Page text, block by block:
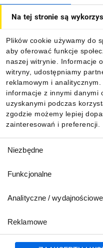
Na tej stronie są
Plików cookie używamy do
aby oferować funkcje
naszej witrynie. Informacje
witryny, udostępniamy
reklamowym i
informacje z innymi danymi
uzyskanymi podczas
zgodzie możemy lepiej
zainteresowań i preferencji.
zgody
Niezbędne
Funkcjonalne
Analityczne / wydajnościowe
Reklamowe
Informacje
Pobierz
801 500